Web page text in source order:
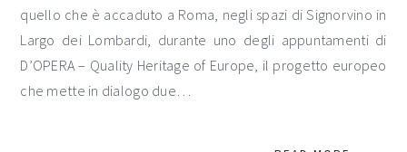
quello che è accaduto a Roma, negli spazi di Signorvino in
Largo dei Lombardi, durante uno degli appuntamenti di
D’OPERA – Quality Heritage of Europe, il progetto europeo
che mette in dialogo due…